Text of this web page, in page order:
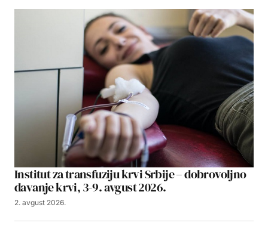
Institut za transfuziju krvi Srbije – dobrovoljno
davanje krvi, 3-9. avgust 2026.
2. avgust 2026.